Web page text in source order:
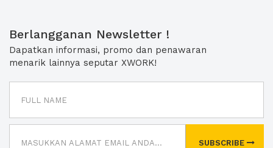
Berlangganan Newsletter !
Dapatkan informasi, promo dan penawaran
menarik lainnya seputar XWORK!
SUBSCRIBE